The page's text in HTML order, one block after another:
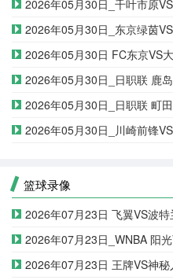
2026年05月30日_千叶市原VS福冈
2026年05月30日_东京绿茵VS大阪
2026年05月30日 FC东京VS大
2026年05月30日_日职联 鹿岛鹿角
2026年05月30日_日职联 町田泽维亚
2026年05月30日_川崎前锋VS广岛
篮球录像
2026年07月23日 飞翼VS波特兰
2026年07月23日_WNBA 阳光
2026年07月23日 王牌VS神秘